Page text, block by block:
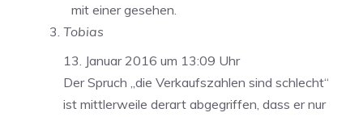
mit einer gesehen.
Tobias
13. Januar 2016 um 13:09 Uhr
Der Spruch „die Verkaufszahlen sind schlecht“
ist mittlerweile derart abgegriffen, dass er nur